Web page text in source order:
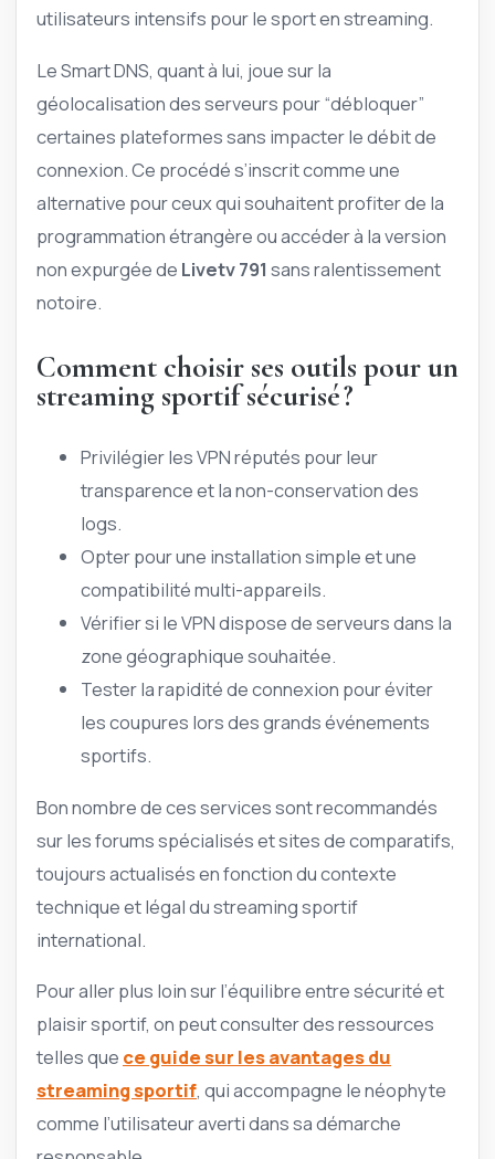
utilisateurs intensifs pour le sport en streaming.
Le Smart DNS, quant à lui, joue sur la
géolocalisation des serveurs pour “débloquer”
certaines plateformes sans impacter le débit de
connexion. Ce procédé s’inscrit comme une
alternative pour ceux qui souhaitent profiter de la
programmation étrangère ou accéder à la version
non expurgée de Livetv 791 sans ralentissement
notoire.
Comment choisir ses outils pour un
streaming sportif sécurisé ?
Privilégier les VPN réputés pour leur
transparence et la non-conservation des
logs.
Opter pour une installation simple et une
compatibilité multi-appareils.
Vérifier si le VPN dispose de serveurs dans la
zone géographique souhaitée.
Tester la rapidité de connexion pour éviter
les coupures lors des grands événements
sportifs.
Bon nombre de ces services sont recommandés
sur les forums spécialisés et sites de comparatifs,
toujours actualisés en fonction du contexte
technique et légal du streaming sportif
international.
Pour aller plus loin sur l’équilibre entre sécurité et
plaisir sportif, on peut consulter des ressources
telles que ce guide sur les avantages du
streaming sportif, qui accompagne le néophyte
comme l’utilisateur averti dans sa démarche